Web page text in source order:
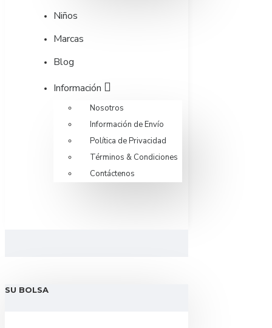
Niños
Marcas
Blog
Información
Nosotros
Información de Envío
Política de Privacidad
Términos & Condiciones
Contáctenos
SU BOLSA